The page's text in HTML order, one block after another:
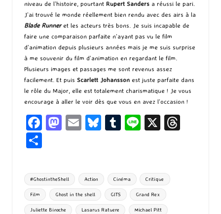
niveau de l’histoire, pourtant Rupert Sanders a réussi le pari.
J’ai trouvé le monde réellement bien rendu avec des airs à la
Blade Runneret les acteurs très bons. Je suis incapable de
faire une comparaison parfaite n’ayant pas vu le film
d’animation depuis plusieurs années mais je me suis surprise
à me souvenir du film d’animation en regardant le film.
Plusieurs images et passages me sont revenus assez
facilement. Et puis Scarlett Johansson est juste parfaite dans
le rôle du Major, elle est totalement charismatique ! Je vous
encourage à aller le voir dès que vous en avez l’occasion !
Fa
o
o
k
M
d
o
n
E
l
Bl
ky
T
bl
r
Li X
ta
g
er
Tags:
#GhostintheShell Action Cinéma Critique
Film Ghost in the shell GITS Grand Rex
Juliette Binoche Lasarus Ratuere Michael Pitt